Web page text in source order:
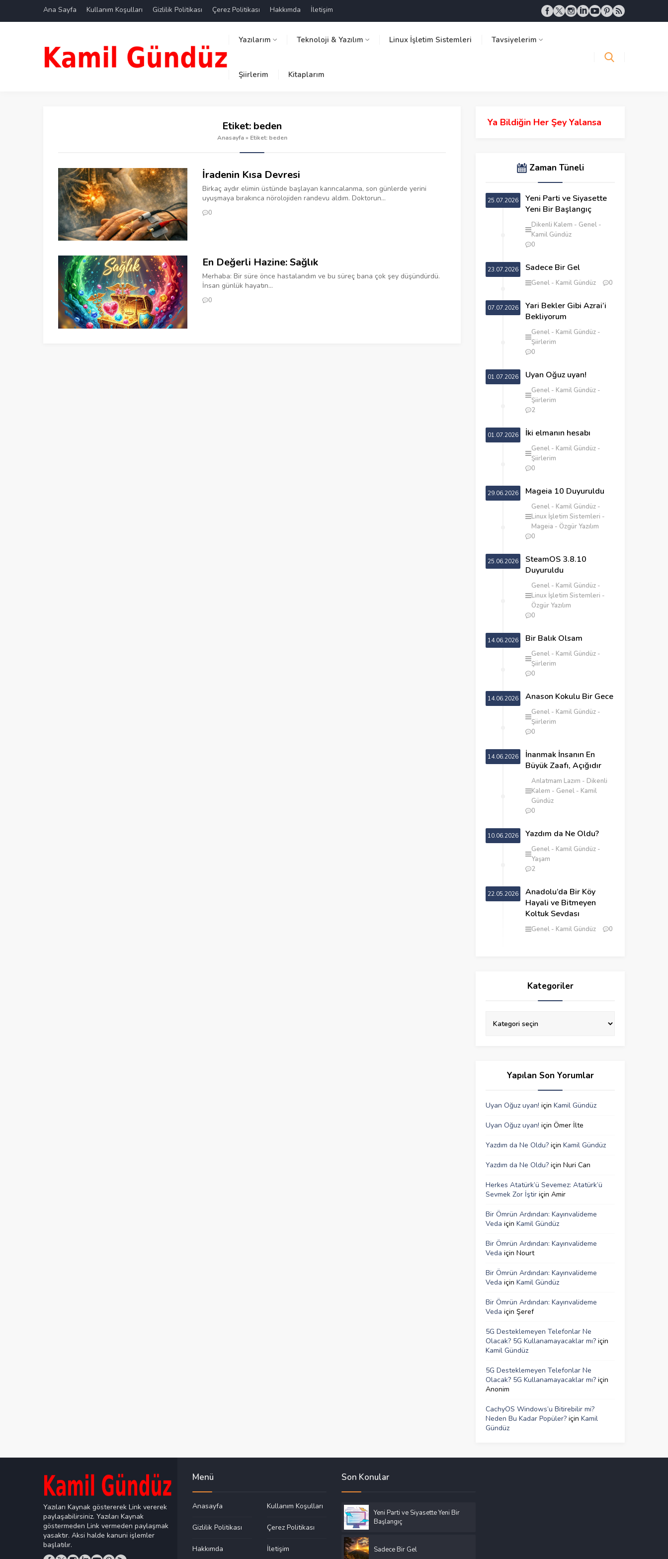
Ana Sayfa Kullanım Koşulları Gizlilik Politikası Çerez Politikası Hakkımda İletişim
Yazılarım Teknoloji & Yazılım Linux İşletim Sistemleri Tavsiyelerim
Şiirlerim Kitaplarım
Etiket: beden
Anasayfa » Etiket: beden
İradenin Kısa Devresi
Birkaç aydır elimin üstünde başlayan karıncalanma, son günlerde yerini
uyuşmaya bırakınca nörolojiden randevu aldım. Doktorun...
0
En Değerli Hazine: Sağlık
Merhaba: Bir süre önce hastalandım ve bu süreç bana çok şey düşündürdü.
İnsan günlük hayatın...
0
Ya Bildiğin Her Şey Yalansa
Zaman Tüneli
25.07.2026
Yeni Parti ve Siyasette
Yeni Bir Başlangıç
Dikenli Kalem
Genel
Kamil Gündüz
0
23.07.2026 Sadece Bir Gel
Genel Kamil Gündüz 0
07.07.2026
Yari Bekler Gibi Azrai’i
Bekliyorum
Genel
Kamil Gündüz
Şiirlerim
0
01.07.2026 Uyan Oğuz uyan!
Genel
Kamil Gündüz
Şiirlerim
2
01.07.2026 İki elmanın hesabı
Genel
Kamil Gündüz
Şiirlerim
0
29.06.2026 Mageia 10 Duyuruldu
Genel
Kamil Gündüz
Linux İşletim Sistemleri
Mageia
Özgür Yazılım
0
25.06.2026
SteamOS 3.8.10
Duyuruldu
Genel
Kamil Gündüz
Linux İşletim Sistemleri
Özgür Yazılım
0
14.06.2026 ‎Bir Balık Olsam
Genel
Kamil Gündüz
Şiirlerim
0
14.06.2026 Anason Kokulu Bir Gece
Genel
Kamil Gündüz
Şiirlerim
0
14.06.2026
İnanmak İnsanın En
Büyük Zaafı, Açığıdır
Anlatmam Lazım
Dikenli
Kalem
Genel
Kamil
Gündüz
0
10.06.2026 Yazdım da Ne Oldu?
Genel
Kamil Gündüz
Yaşam
2
22.05.2026
Anadolu’da Bir Köy
Hayali ve Bitmeyen
Koltuk Sevdası
Genel Kamil Gündüz 0
Kategoriler
Yapılan Son Yorumlar
Uyan Oğuz uyan! için Kamil Gündüz
Uyan Oğuz uyan! için Ömer İlte
Yazdım da Ne Oldu? için Kamil Gündüz
Yazdım da Ne Oldu? için Nuri Can
Herkes Atatürk’ü Sevemez: Atatürk’ü
Sevmek Zor İştir için Amir
Bir Ömrün Ardından: Kayınvalideme
Veda için Kamil Gündüz
Bir Ömrün Ardından: Kayınvalideme
Veda için Nourt
Bir Ömrün Ardından: Kayınvalideme
Veda için Kamil Gündüz
Bir Ömrün Ardından: Kayınvalideme
Veda için Şeref
5G Desteklemeyen Telefonlar Ne
Olacak? 5G Kullanamayacaklar mı? için
Kamil Gündüz
5G Desteklemeyen Telefonlar Ne
Olacak? 5G Kullanamayacaklar mı? için
Anonim
CachyOS Windows’u Bitirebilir mi?
Neden Bu Kadar Popüler? için Kamil
Gündüz
Yazıları Kaynak göstererek Link vererek
paylaşabilirsiniz. Yazıları Kaynak
göstermeden Link vermeden paylaşmak
yasaktır. Aksi halde kanuni işlemler
başlatılır.
Menü
Anasayfa Kullanım Koşulları
Gizlilik Politikası Çerez Politikası
Hakkımda İletişim
Son Konular
Yeni Parti ve Siyasette Yeni Bir
Başlangıç
Sadece Bir Gel